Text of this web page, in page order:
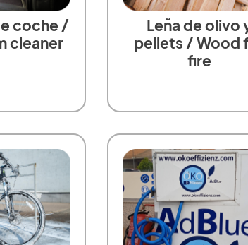
coche /
cleaner
Leña de olivo
pellets / Wood
fire